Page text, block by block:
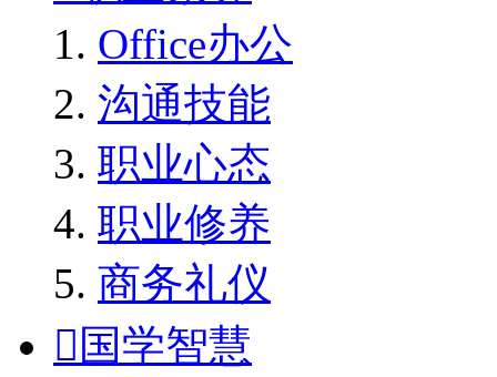
Office办公
沟通技能
职业心态
职业修养
商务礼仪
国学智慧